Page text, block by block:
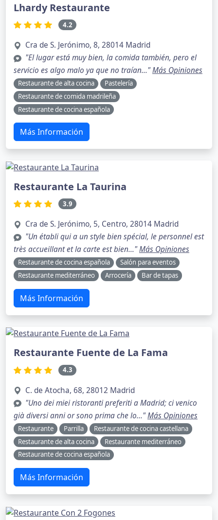
Lhardy Restaurante
4.2
Cra de S. Jerónimo, 8, 28014 Madrid
"El lugar está muy bien, la comida también, pero el
servicio es algo malo ya que no traían..."Más Opiniones
Restaurante de alta cocina
Pastelería
Restaurante de comida madrileña
Restaurante de cocina española
Más Información
Restaurante La Taurina
3.9
Cra de S. Jerónimo, 5, Centro, 28014 Madrid
"Un établi qui a un style bien spécial, le personnel est
très accueillant et la carte est bien..."Más Opiniones
Restaurante de cocina española
Salón para eventos
Restaurante mediterráneo
Arrocería Bar de tapas
Más Información
Restaurante Fuente de La Fama
4.3
C. de Atocha, 68, 28012 Madrid
"Uno dei miei ristoranti preferiti a Madrid; ci venico
già diversi anni or sono prima che lo..."Más Opiniones
Restaurante Parrilla
Restaurante de cocina castellana
Restaurante de alta cocina
Restaurante mediterráneo
Restaurante de cocina española
Más Información